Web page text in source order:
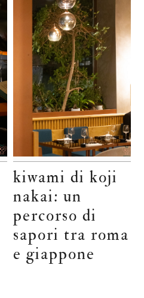
kiwami di koji
nakai: un
percorso di
sapori tra roma
e giappone